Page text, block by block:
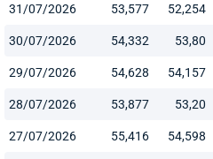
31/07/2026 53,577 52,254
30/07/2026 54,332 53,80
29/07/2026 54,628 54,157
28/07/2026 53,877 53,20
27/07/2026 55,416 54,598